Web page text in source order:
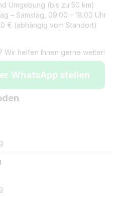
Umgebung (bis zu 50 km)
– Samstag, 09:00 – 18:00 Uhr
€ (abhängig vom Standort)
Wir helfen Ihnen gerne weiter!
WhatsApp stellen